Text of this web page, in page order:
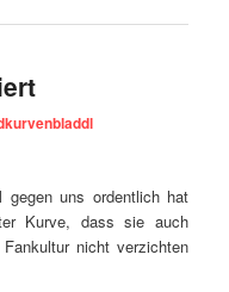
uns ordentlich hat
Kurve, dass sie auch
nicht verzichten